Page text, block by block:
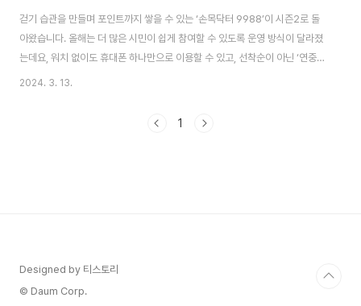
걷기 습관을 만들며 포인트까지 쌓을 수 있는 ‘손목닥터 9988’이 시즌2로 돌
아왔습니다. 올해는 더 많은 시민이 쉽게 참여할 수 있도록 운영 방식이 달라졌
는데요, 워치 없이도 휴대폰 하나만으로 이용할 수 있고, 선착순이 아닌 ‘연중
상시’로 모집합니다. 또, 75세 이상 어르신들도 참여할 수 있도록 연령 제한은
세요! 서울시가 ‘손목닥터 9988’ 사업에 19세 이상 서울시민 누구나 스마트폰
2024. 3. 13.
1
Designed by 티스토리
© Daum Corp.